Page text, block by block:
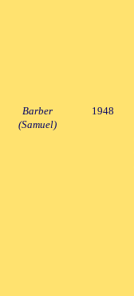
Barber
(Samuel)
1948